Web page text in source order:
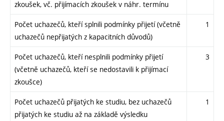
zkoušek, vč. přijímacích zkoušek v náhr. termínu
Počet uchazečů, kteří splnili podmínky přijetí (včetně
uchazečů nepřijatých z kapacitních důvodů)
1
Počet uchazečů, kteří nesplnili podmínky přijetí
(včetně uchazečů, kteří se nedostavili k přijímací
zkoušce)
3
Počet uchazečů přijatých ke studiu, bez uchazečů
přijatých ke studiu až na základě výsledku
1